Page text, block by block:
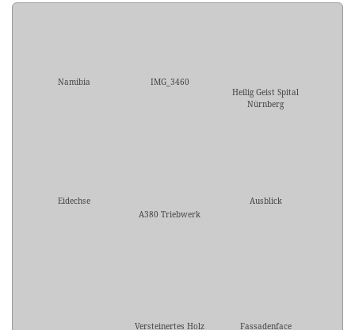
Namibia
IMG_3460
Heilig Geist Spital
Nürnberg
Eidechse
A380 Triebwerk
Ausblick
Versteinertes Holz Fassadenface